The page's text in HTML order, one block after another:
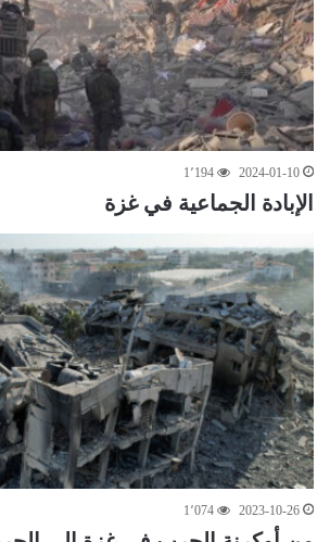
2024-01-10 1٬194
الإبادة الجماعية في غزة
2023-10-26 1٬074